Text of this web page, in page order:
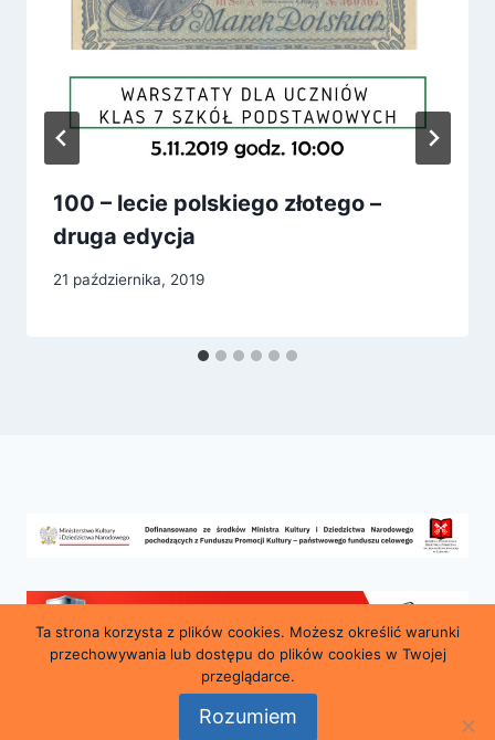
100 – lecie polskiego złotego –
druga edycja
21 października, 2019
Ta strona korzysta z plików cookies. Możesz określić warunki
przechowywania lub dostępu do plików cookies w Twojej
przeglądarce.
Rozumiem